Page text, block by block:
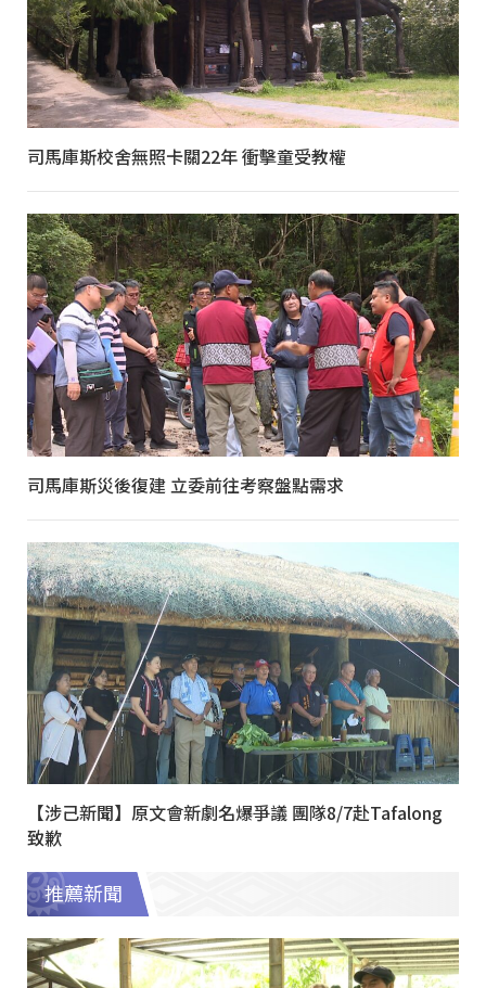
司馬庫斯校舍無照卡關22年 衝擊童受教權
司馬庫斯災後復建 立委前往考察盤點需求
【涉己新聞】原文會新劇名爆爭議 團隊8/7赴Tafalong
致歉
推薦新聞